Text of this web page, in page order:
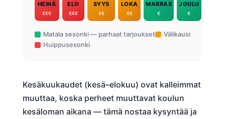
HEINÄ
€€€
ELO
€€€
SYYS
€€
LOKA
€€
MARRAS
€
JOULU
€
Matala sesonki — parhaat tarjoukset
Välikausi
Huippusesonki
Kesäkuukaudet (kesä–elokuu) ovat kalleimmat
muuttaa, koska perheet muuttavat koulun
kesäloman aikana — tämä nostaa kysyntää ja